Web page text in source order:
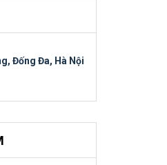
Đống Đa, Hà Nội